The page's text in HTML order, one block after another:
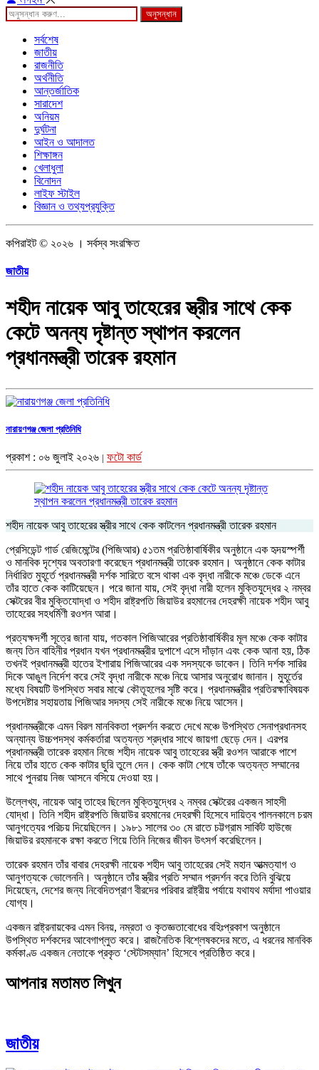
অনুসন্ধান
সর্বশেষ
জাতীয়
রাজনীতি
অর্থনীতি
আন্তর্জাতিক
সারাদেশ
অনিয়ম
দুর্ঘটনা
আইন ও আদালত
শিক্ষাঙ্গন
খেলাধুলা
বিনোদন
লাইফ স্টাইল
বিজ্ঞান ও তথ্যপ্রযুক্তি
কপিরাইট © ২০২৬ । সর্বস্ব সংরক্ষিত
জাতীয়
শহীদ নায়েক আবু তাহেরের স্ত্রীর সাথে কেক
কেটে অনন্য দৃষ্টান্ত স্থাপন করলেন
প্রধানমন্ত্রী তারেক রহমান
নারায়ণগঞ্জ জেলা প্রতিনিধি
প্রকাশ : ০৬ জুলাই ২০২৬ | ফটো কার্ড
শহীদ নায়েক আবু তাহেরের স্ত্রীর সাথে কেক কাটলেন প্রধানমন্ত্রী তারেক রহমান
প্রেসিডেন্ট গার্ড রেজিমেন্টের (পিজিআর) ৫১তম প্রতিষ্ঠাবার্ষিকীর অনুষ্ঠানে এক হৃদয়স্পর্শী
ও মানবিক দৃশ্যের অবতারণা করেছেন প্রধানমন্ত্রী তারেক রহমান। অনুষ্ঠানে কেক কাটার
নির্ধারিত মুহূর্তে প্রধানমন্ত্রী দর্শক সারিতে বসে থাকা এক বৃদ্ধা নারীকে মঞ্চে ডেকে এনে
তাঁর হাতে কেক কাটিয়েছেন। পরে জানা যায়, সেই বৃদ্ধা নারী হলেন মুক্তিযুদ্ধের ২ নম্বর
সেক্টরের বীর মুক্তিযোদ্ধা ও শহীদ রাষ্ট্রপতি জিয়াউর রহমানের দেহরক্ষী নায়েক শহীদ আবু
তাহেরের সহধর্মিণী রওশন আরা।
প্রত্যক্ষদর্শী সূত্রে জানা যায়, গতকাল পিজিআরের প্রতিষ্ঠাবার্ষিকীর মূল মঞ্চে কেক কাটার
জন্য তিন বাহিনীর প্রধান যখন প্রধানমন্ত্রীর দুপাশে এসে দাঁড়ান এবং কেক আনা হয়, ঠিক
তখনই প্রধানমন্ত্রী হাতের ইশারায় পিজিআরের এক সদস্যকে ডাকেন। তিনি দর্শক সারির
দিকে আঙুল নির্দেশ করে সেই বৃদ্ধা নারীকে মঞ্চে নিয়ে আসার অনুরোধ জানান। মুহূর্তের
মধ্যে বিষয়টি উপস্থিত সবার মাঝে কৌতূহলের সৃষ্টি করে। প্রধানমন্ত্রীর প্রতিরক্ষাবিষয়ক
উপদেষ্টার সহায়তায় পিজিআর সদস্য সেই নারীকে মঞ্চে নিয়ে আসেন।
প্রধানমন্ত্রীকে এমন বিরল মানবিকতা প্রদর্শন করতে দেখে মঞ্চে উপস্থিত সেনাপ্রধানসহ
অন্যান্য উচ্চপদস্থ কর্মকর্তারা অত্যন্ত শ্রদ্ধার সাথে জায়গা ছেড়ে দেন। এরপর
প্রধানমন্ত্রী তারেক রহমান নিজে শহীদ নায়েক আবু তাহেরের স্ত্রী রওশন আরাকে পাশে
নিয়ে তাঁর হাতে কেক কাটার ছুরি তুলে দেন। কেক কাটা শেষে তাঁকে অত্যন্ত সম্মানের
সাথে পুনরায় নিজ আসনে বসিয়ে দেওয়া হয়।
উল্লেখ্য, নায়েক আবু তাহের ছিলেন মুক্তিযুদ্ধের ২ নম্বর সেক্টরের একজন সাহসী
যোদ্ধা। তিনি শহীদ রাষ্ট্রপতি জিয়াউর রহমানের দেহরক্ষী হিসেবে দায়িত্ব পালনকালে চরম
আনুগত্যের পরিচয় দিয়েছিলেন। ১৯৮১ সালের ৩০ মে রাতে চট্টগ্রাম সার্কিট হাউজে
জিয়াউর রহমানকে রক্ষা করতে গিয়ে তিনি নিজের জীবন উৎসর্গ করেছিলেন।
তারেক রহমান তাঁর বাবার দেহরক্ষী নায়েক শহীদ আবু তাহেরের সেই মহান আত্মত্যাগ ও
আনুগত্যকে ভোলেননি। অনুষ্ঠানে তাঁর স্ত্রীর প্রতি সম্মান প্রদর্শন করে তিনি বুঝিয়ে
দিয়েছেন, দেশের জন্য নিবেদিতপ্রাণ বীরদের পরিবার রাষ্ট্রীয় পর্যায়ে যথাযথ মর্যাদা পাওয়ার
যোগ্য।
একজন রাষ্ট্রনায়কের এমন বিনয়, নম্রতা ও কৃতজ্ঞতাবোধের বহিঃপ্রকাশ অনুষ্ঠানে
উপস্থিত দর্শকদের আবেগাপ্লুত করে। রাজনৈতিক বিশ্লেষকদের মতে, এ ধরনের মানবিক
কর্মকাণ্ড একজন নেতাকে প্রকৃত ‘স্টেটসম্যান’ হিসেবে প্রতিষ্ঠিত করে।
আপনার মতামত লিখুন
জাতীয়